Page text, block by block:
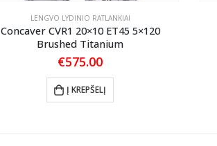
LENGVO LYDINIO RATLANKIAI
Concaver CVR1 20×10 ET45 5×120
Brushed Titanium
€575.00
Į KREPŠELĮ